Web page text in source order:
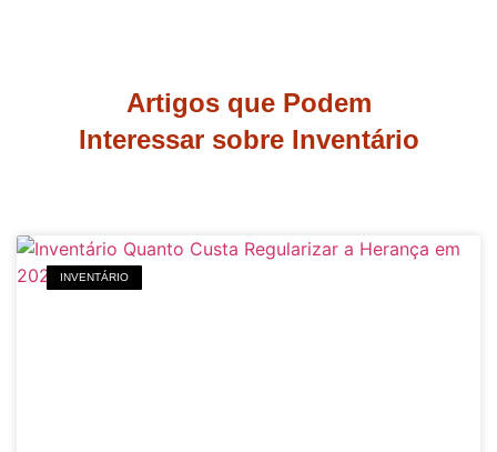
Artigos que Podem
Interessar sobre Inventário
INVENTÁRIO